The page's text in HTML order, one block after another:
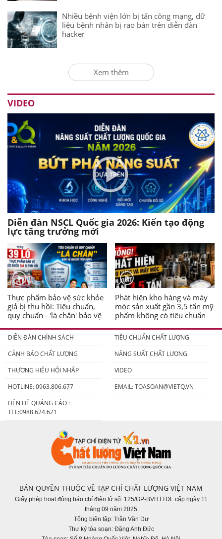
Nhiều bệnh viện lớn bị tấn công mạng, dữ
liệu bệnh nhân bị rao bán trên diễn đàn
hacker
Xem thêm
VIDEO
Diễn đàn NSCL Quốc gia 2026: Kiến tạo động
lực tăng trưởng mới
Thực phẩm bảo vệ sức khỏe
giả bị thu hồi: Tiêu chuẩn,
quy chuẩn - 'lá chắn' bảo vệ
Phát hiện kho hàng và máy
móc sản xuất gần 3,5 tấn mỹ
phẩm không có tiêu chuẩn
DIỄN ĐÀN CHÍNH SÁCH
TIÊU CHUẨN CHẤT LƯỢNG
CẢNH BÁO CHẤT LƯỢNG
NĂNG SUẤT CHẤT LƯỢNG
THƯƠNG HIỆU HỘI NHẬP
VIDEO
HOTLINE: 0963.806.677
EMAIL:TOASOAN@VIETQ.VN
LIÊN HỆ QUẢNG CÁO :
TEL:0988.624.621
BẢN QUYỀN THUỘC VỀ TẠP CHÍ CHẤT LƯỢNG VIỆT NAM
Giấy phép hoạt động báo chí điện tử số: 125/GP-BVHTTDL cấp ngày 11
tháng 09 năm 2025
Tổng biên tập: Trần Văn Dư
Thư ký tòa soạn: Đặng Anh Đức